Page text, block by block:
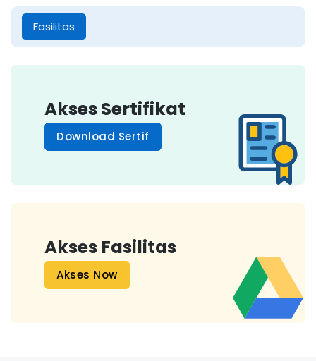
Fasilitas
Akses Sertifikat
Download Sertif
Akses Fasilitas
Akses Now